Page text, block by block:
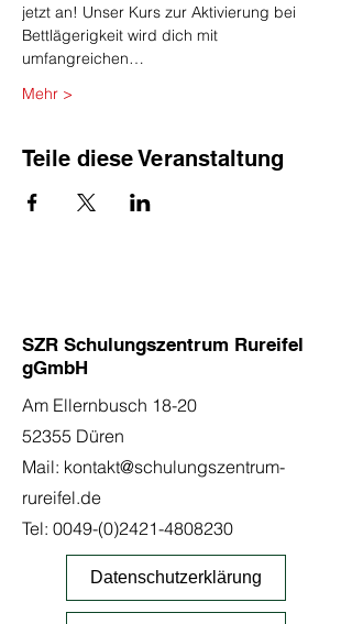
jetzt an! Unser Kurs zur Aktivierung bei
Bettlägerigkeit wird dich mit
umfangreichen…
Mehr >
Teile diese Veranstaltung
SZR Schulungszentrum Rureifel
gGmbH
Am Ellernbusch 18-20
52355 Düren
Mail: kontakt@schulungszentrum-
rureifel.de
Tel: 0049-(0)2421-4808230
Datenschutzerklärung